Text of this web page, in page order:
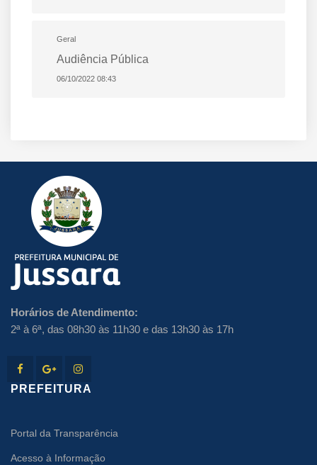
Geral
Audiência Pública
06/10/2022 08:43
Horários de Atendimento:
2ª à 6ª, das 08h30 às 11h30 e das 13h30 às 17h
PREFEITURA
Portal da Transparência
Acesso à Informação